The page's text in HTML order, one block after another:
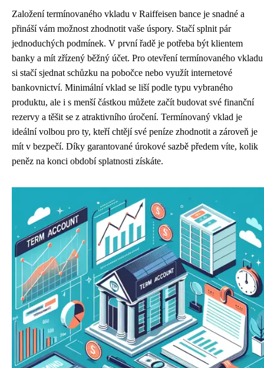
Založení termínovaného vkladu v Raiffeisen bance je snadné a
přináší vám možnost zhodnotit vaše úspory. Stačí splnit pár
jednoduchých podmínek. V první řadě je potřeba být klientem
banky a mít zřízený běžný účet. Pro otevření termínovaného vkladu
si stačí sjednat schůzku na pobočce nebo využít internetové
bankovnictví. Minimální vklad se liší podle typu vybraného
produktu, ale i s menší částkou můžete začít budovat své finanční
rezervy a těšit se z atraktivního úročení. Termínovaný vklad je
ideální volbou pro ty, kteří chtějí své peníze zhodnotit a zároveň je
mít v bezpečí. Díky garantované úrokové sazbě předem víte, kolik
peněz na konci období splatnosti získáte.